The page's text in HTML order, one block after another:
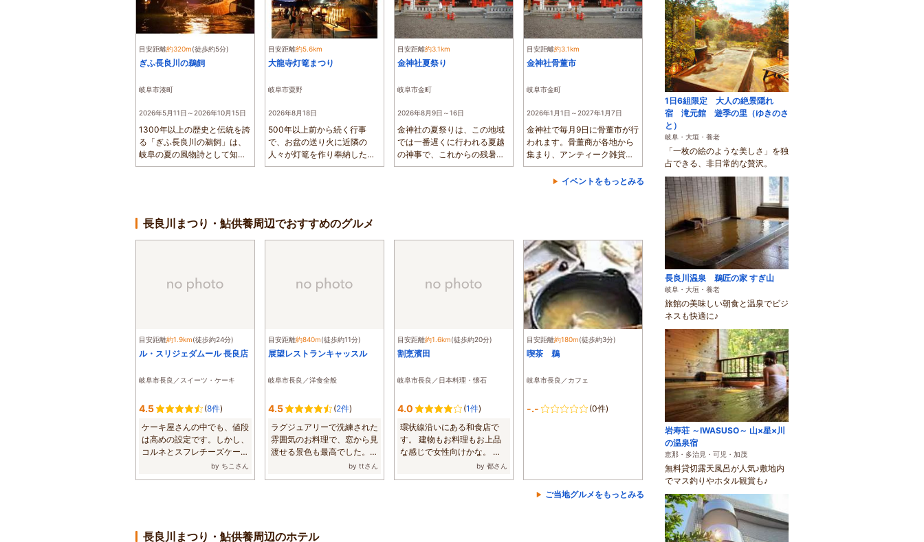
目安距離約320m(徒歩約5分)
ぎふ長良川の鵜飼
岐阜市湊町
2026年5月11日～2026年10月15日
1300年以上の歴史と伝統を誇
る「ぎふ長良川の鵜飼」は、
岐阜の夏の風物詩として知ら
れています。...
目安距離約5.6km
大龍寺灯篭まつり
岐阜市粟野
2026年8月18日
500年以上前から続く行事
で、お盆の送り火に近隣の
人々が灯篭を作り奉納したこ
とが始まりとされ...
目安距離約3.1km
金神社夏祭り
岐阜市金町
2026年8月9日～16日
金神社の夏祭りは、この地域
では一番遅くに行われる夏越
の神事で、これからの残暑を
乗り越える大...
目安距離約3.1km
金神社骨董市
岐阜市金町
2026年1月1日～2027年1月7日
金神社で毎月9日に骨董市が行
われます。骨董商が各地から
集まり、アンティーク雑貨、
着物、陶磁...
イベントをもっとみる
長良川まつり・鮎供養周辺でおすすめのグルメ
目安距離約1.9km(徒歩約24分)
ル・スリジェダムール 長良店
岐阜市長良／スイーツ・ケーキ
4.5 (8件)
ケーキ屋さんの中でも、値段
は高めの設定です。しかし、
コルネとスフレチーズケーキ
by ちこさん
目安距離約840m(徒歩約11分)
展望レストランキャッスル
岐阜市長良／洋食全般
4.5 (2件)
ラグジュアリーで洗練された
雰囲気のお料理で、窓から見
渡せる景色も最高でした。贅
by ttさん
目安距離約1.6km(徒歩約20分)
割烹濱田
岐阜市長良／日本料理・懐石
4.0 (1件)
環状線沿いにある和食店で
す。 建物もお料理もお上品
な感じで女性向けかな。 イ
by 都さん
目安距離約180m(徒歩約3分)
喫茶 鵜
岐阜市長良／カフェ
-.- (0件)
ご当地グルメをもっとみる
長良川まつり・鮎供養周辺のホテル
1日6組限定 大人の絶景隠れ
宿 滝元館 遊季の里（ゆきのさ
と）
岐阜・大垣・養老
「一枚の絵のような美しさ」を独
占できる、非日常的な贅沢。
長良川温泉 鵜匠の家 すぎ山
岐阜・大垣・養老
旅館の美味しい朝食と温泉でビジ
ネスも快適に♪
岩寿荘 ～IWASUSO～ 山×星×川
の温泉宿
恵那・多治見・可児・加茂
無料貸切露天風呂が人気♪敷地内
でマス釣りやホタル観賞も♪